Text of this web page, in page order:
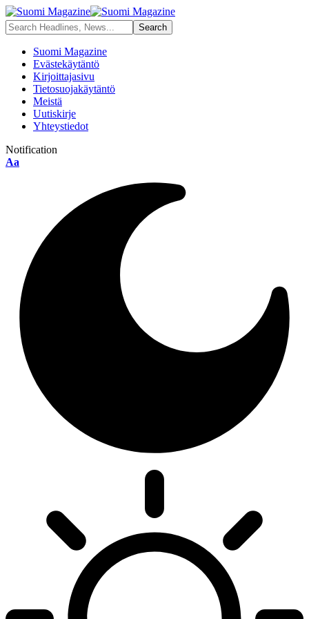
Suomi Magazine
Evästekäytäntö
Kirjoittajasivu
Tietosuojakäytäntö
Meistä
Uutiskirje
Yhteystiedot
Notification
Aa